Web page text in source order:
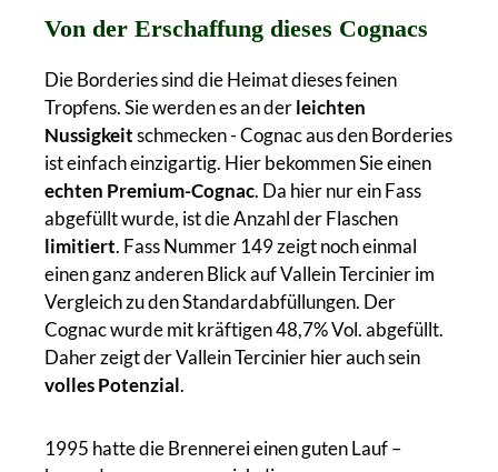
Von der Erschaffung dieses Cognacs
Die Borderies sind die Heimat dieses feinen
Tropfens. Sie werden es an derleichten
Nussigkeitschmecken - Cognac aus den Borderies
ist einfach einzigartig. Hier bekommen Sie einen
echten Premium-Cognac. Da hier nur ein Fass
abgefüllt wurde, ist die Anzahl der Flaschen
limitiert. Fass Nummer 149 zeigt noch einmal
einen ganz anderen Blick auf Vallein Tercinier im
Vergleich zu den Standardabfüllungen. Der
Cognac wurde mit kräftigen 48,7% Vol. abgefüllt.
Daher zeigt der Vallein Tercinier hier auch sein
volles Potenzial.
1995 hatte die Brennerei einen guten Lauf –